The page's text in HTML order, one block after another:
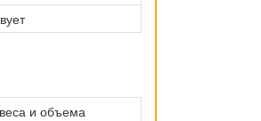
и объема